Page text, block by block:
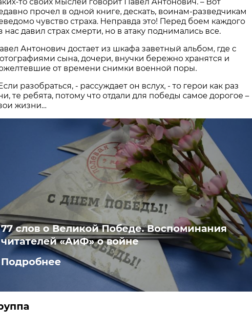
прочел в одной книге, дескать, воинам-разведчикам
чувство страха. Неправда это! Перед боем каждого
нас давил страх смерти, но в атаку поднимались все.
Антонович достает из шкафа заветный альбом, где с
сына, дочери, внучки бережно хранятся и
от времени снимки военной поры.
разобраться, - рассуждает он вслух, - то герои как раз
те ребята, потому что отдали для победы самое дорогое –
жизни…
77 слов о Великой Победе. Воспоминания
читателей «АиФ» о войне
Подробнее